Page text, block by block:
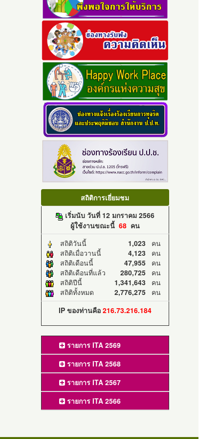
สถิติการเยี่ยมชม
เริ่มนับ วันที่ 12 มกราคม 2566
ผู้ใช้งานขณะนี้ 68คน
สถิติวันนี้
1,023คน
สถิติเมื่อวานนี้
4,123คน
สถิติเดือนนี้
47,955คน
สถิติเดือนที่แล้ว
280,725คน
สถิติปีนี้
1,341,643คน
สถิติทั้งหมด
2,776,275คน
IP ของท่านคือ 216.73.216.184
รายการ ITA 2569
รายการ ITA 2568
รายการ ITA 2567
รายการ ITA 2566